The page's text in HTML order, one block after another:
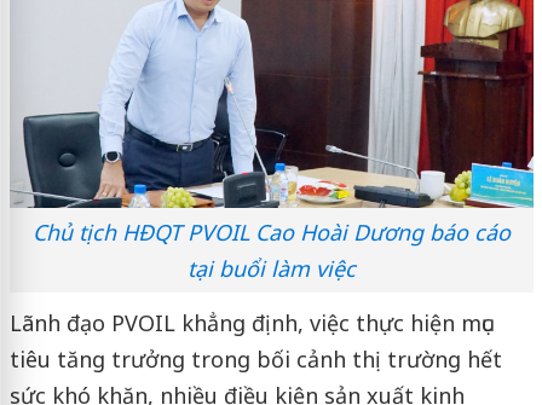
Chủ tịch HĐQT PVOIL Cao Hoài Dương báo cáo
tại buổi làm việc
Lãnh đạo PVOIL khẳng định, việc thực hiện mục
tiêu tăng trưởng trong bối cảnh thị trường hết
sức khó khăn, nhiều điều kiện sản xuất kinh